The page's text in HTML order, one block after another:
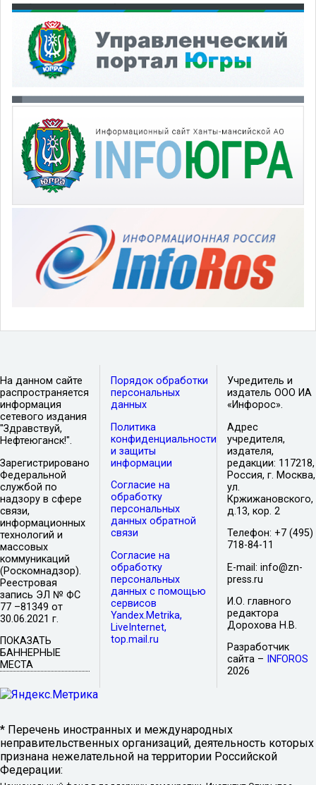
На данном сайте
распространяется
информация
сетевого издания
"Здравствуй,
Нефтеюганск!".
Зарегистрировано
Федеральной
службой по
надзору в сфере
связи,
информационных
технологий и
массовых
коммуникаций
(Роскомнадзор).
Реестровая
запись ЭЛ № ФС
77 –81349 от
30.06.2021 г.
ПОКАЗАТЬ
БАННЕРНЫЕ
МЕСТА
Порядок обработки
персональных
данных
Политика
конфиденциальности
и защиты
информации
Согласие на
обработку
персональных
данных обратной
связи
Согласие на
обработку
персональных
данных с помощью
сервисов
Yandex.Metrika,
LiveInternet,
top.mail.ru
Учредитель и
издатель ООО ИА
«Инфорос».
Адрес
учредителя,
издателя,
редакции: 117218,
Россия, г. Москва,
ул.
Кржижановского,
д.13, кор. 2
Телефон: +7 (495)
718-84-11
E-mail: info@zn-
press.ru
И.О. главного
редактора
Дорохова Н.В.
Разработчик
сайта –
INFOROS
2026
* Перечень иностранных и международных
неправительственных организаций, деятельность которых
признана нежелательной на территории Российской
Федерации: